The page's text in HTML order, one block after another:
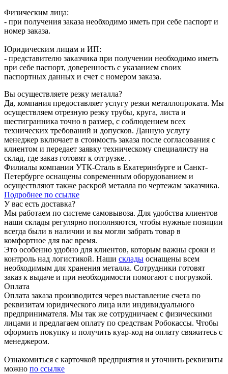
Физическим лица:
- при получения заказа необходимо иметь при себе паспорт и
номер заказа.
Юридическим лицам и ИП:
- представителю заказчика при получении необходимо иметь
при себе паспорт, доверенность с указанием своих
паспортных данных и счет с номером заказа.
Вы осуществляете резку металла?
Да, компания предоставляет услугу резки металлопроката. Мы
осуществляем отрезную резку трубы, круга, листа и
шестигранника точно в размер, с соблюдением всех
технических требований и допусков. Данную услугу
менеджер включает в стоимость заказа после согласования с
клиентом и передает заявку техническому специалисту на
склад, где заказ готовят к отгрузке. .
Филиалы компании УТК-Сталь в Екатеринбурге и Санкт-
Петербурге оснащены современным оборудованием и
осуществляют также раскрой металла по чертежам заказчика.
Подробнее по ссылке
У вас есть доставка?
Мы работаем по системе самовывоза. Для удобства клиентов
наши склады регулярно пополняются, чтобы нужные позиции
всегда были в наличии и вы могли забрать товар в
комфортное для вас время.
Это особенно удобно для клиентов, которым важны сроки и
контроль над логистикой. Наши склады оснащены всем
необходимым для хранения металла. Сотрудники готовят
заказ к выдаче и при необходимости помогают с погрузкой.
Оплата
Оплата заказа производится через выставление счета по
реквизитам юридического лица или индивидуального
предпринимателя. Мы так же сотрудничаем с физическими
лицами и предлагаем оплату по средствам Робокассы. Чтобы
оформить покупку и получить куар-код на оплату свяжитесь с
менеджером.
Ознакомиться с карточкой предприятия и уточнить реквизиты
можно по ссылке